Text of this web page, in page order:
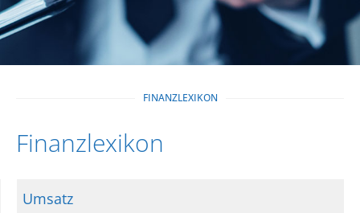
FINANZLEXIKON
Finanzlexikon
Umsatz